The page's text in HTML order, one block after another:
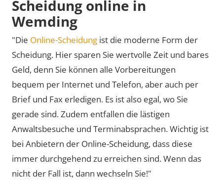
Scheidung online in
Wemding
"Die Online-Scheidung ist die moderne Form der
Scheidung. Hier sparen Sie wertvolle Zeit und bares
Geld, denn Sie können alle Vorbereitungen
bequem per Internet und Telefon, aber auch per
Brief und Fax erledigen. Es ist also egal, wo Sie
gerade sind. Zudem entfallen die lästigen
Anwaltsbesuche und Terminabsprachen. Wichtig ist
bei Anbietern der Online-Scheidung, dass diese
immer durchgehend zu erreichen sind. Wenn das
nicht der Fall ist, dann wechseln Sie!"